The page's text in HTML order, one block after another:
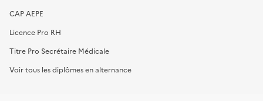
CAP AEPE
Licence Pro RH
Titre Pro Secrétaire Médicale
Voir tous les diplômes en alternance